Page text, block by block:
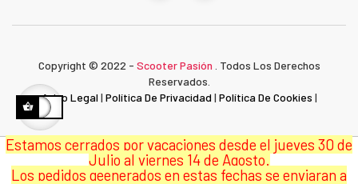
Estamos cerrados por vacaciones desde el jueves 30 de
Julio al viernes 14 de Agosto.
Los pedidos geenerados en estas fechas se enviaran a
Copyright © 2022 - Scooter Pasión
. Todos Los Derechos
Reservados.
Aviso Legal| Política De Privacidad | Política De Cookies |